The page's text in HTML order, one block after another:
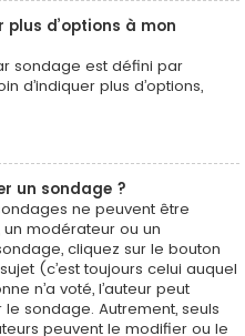
d’options à mon
sondage est défini par
d’indiquer plus d’options,
un sondage ?
ne peuvent être
modérateur ou un
cliquez sur le bouton
(c’est toujours celui auquel
n’a voté, l’auteur peut
sondage. Autrement, seuls
peuvent le modifier ou le